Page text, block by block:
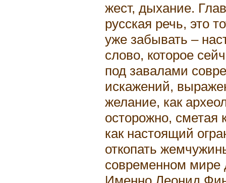
жест, дыхание.
русская речь, это
уже забывать –
слово, которое
под завалами
искажений,
желание, как
осторожно, сметая
как настоящий
откопать
современном мире